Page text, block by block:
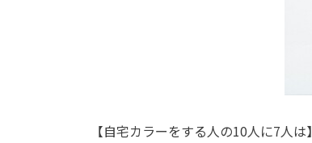
【自宅カラーをする人の10人に7人は】